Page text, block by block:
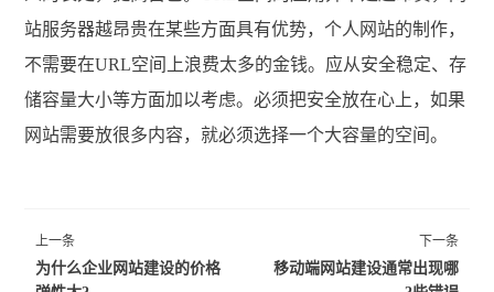
站服务器越昂贵在某些方面具有优势，个人网站的制作，
不需要在URL空间上浪费太多的金钱。应从安全稳定、存
储容量大小等方面加以考虑。必须把安全放在心上，如果
网站需要放很多内容，就必须选择一个大容量的空间。
上一条
为什么企业网站建设的价格
下一条
移动端网站建设通常出现哪